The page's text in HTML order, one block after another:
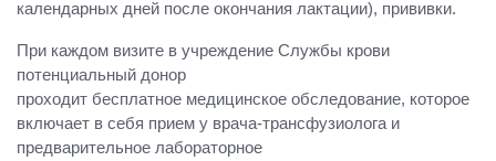
календарных дней после окончания лактации), прививки.
При каждом визите в учреждение Службы крови
потенциальный донор
проходит бесплатное медицинское обследование, которое
включает в себя прием у врача-трансфузиолога и
предварительное лабораторное